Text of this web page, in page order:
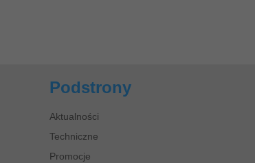
Podstrony
Aktualności
Techniczne
Promocje